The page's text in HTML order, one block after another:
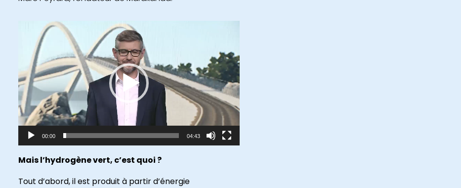
Lecteur
vidéo
00:00 04:43
Mais l’hydrogène vert, c’est quoi ?
Tout d’abord, il est produit à partir d’énergie